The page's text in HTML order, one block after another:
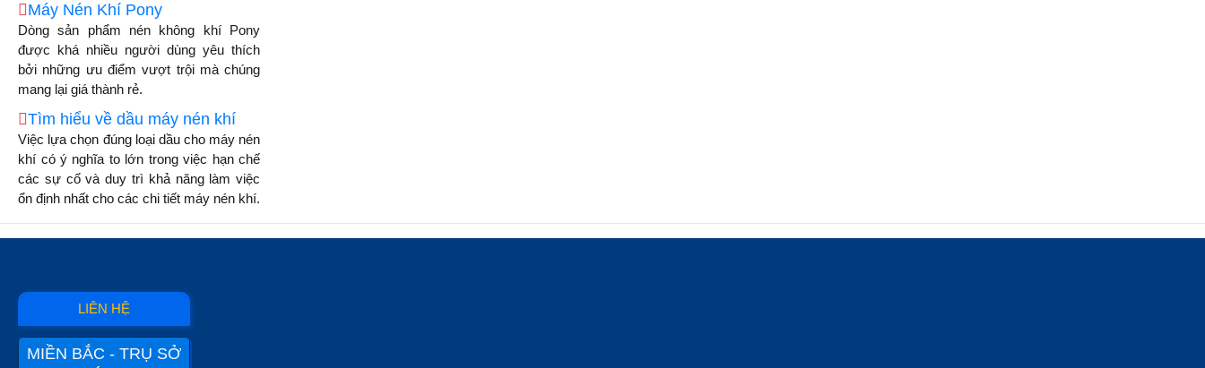
Máy Nén Khí Pony
Dòng sản phẩm nén không khí Pony
được khá nhiều người dùng yêu thích
bởi những ưu điểm vượt trội mà chúng
mang lại giá thành rẻ.
Tìm hiểu về dầu máy nén khí
Việc lựa chọn đúng loại dầu cho máy nén
khí có ý nghĩa to lớn trong việc hạn chế
các sự cố và duy trì khả năng làm việc
ổn định nhất cho các chi tiết máy nén khí.
LIÊN HỆ
MIỀN BẮC - TRỤ SỞ